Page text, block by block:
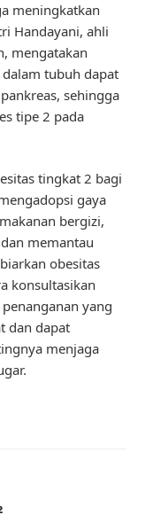
meningkatkan
Handayani, ahli
mengatakan
dalam tubuh dapat
sehingga
tipe 2 pada
tingkat 2 bagi
gaya
bergizi,
memantau
obesitas
konsultasikan
yang
dan dapat
menjaga